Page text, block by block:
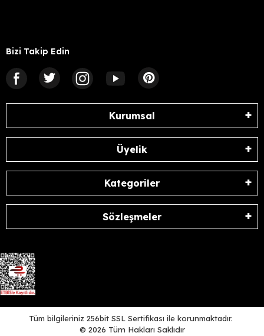
Bizi Takip Edin
Kurumsal
Üyelik
Kategoriler
Sözleşmeler
Tüm bilgileriniz 256bit SSL Sertifikası ile korunmaktadır.
© 2026 Tüm Hakları Saklıdır